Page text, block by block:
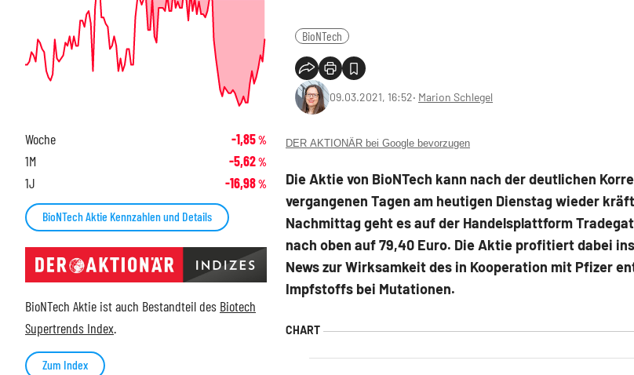
BioNTech
09.03.2021, 16:52‧ Marion Schlegel
DER AKTIONÄR bei Google bevorzugen
Die Aktie von BioNTech kann nach der deutlichen
vergangenen Tagen am heutigen Dienstag wieder
Nachmittag geht es auf der Handelsplattform
nach oben auf 79,40 Euro. Die Aktie profitiert dabei
News zur Wirksamkeit des in Kooperation mit Pfizer
Impfstoffs bei Mutationen.
Woche -1,85%
1M -5,62%
1J -16,98%
BioNTech Aktie Kennzahlen und Details
BioNTech Aktie ist auch Bestandteil des Biotech
Supertrends Index.
Zum Index